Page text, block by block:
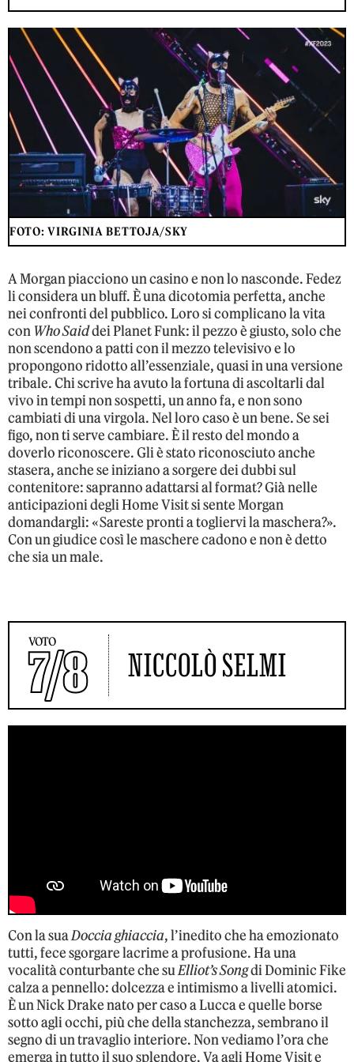
FOTO: VIRGINIA BETTOJA/SKY
A Morgan piacciono un casino e non lo nasconde. Fedez
li considera un bluff. È una dicotomia perfetta, anche
nei confronti del pubblico. Loro si complicano la vita
con Who Saiddei Planet Funk: il pezzo è giusto, solo che
non scendono a patti con il mezzo televisivo e lo
propongono ridotto all’essenziale, quasi in una versione
tribale. Chi scrive ha avuto la fortuna di ascoltarli dal
vivo in tempi non sospetti, un anno fa, e non sono
cambiati di una virgola. Nel loro caso è un bene. Se sei
figo, non ti serve cambiare. È il resto del mondo a
doverlo riconoscere. Gli è stato riconosciuto anche
stasera, anche se iniziano a sorgere dei dubbi sul
contenitore: sapranno adattarsi al format? Già nelle
anticipazioni degli Home Visit si sente Morgan
domandargli: «Sareste pronti a togliervi la maschera?».
Con un giudice così le maschere cadono e non è detto
che sia un male.
VOTO
7/8 NICCOLÒ SELMI
Con la suaDoccia ghiaccia, l’inedito che ha emozionato
tutti, fece sgorgare lacrime a profusione. Ha una
vocalità conturbante che suElliot’s Songdi Dominic Fike
calza a pennello: dolcezza e intimismo a livelli atomici.
È un Nick Drake nato per caso a Lucca e quelle borse
sotto agli occhi, più che della stanchezza, sembrano il
segno di un travaglio interiore. Non vediamo l’ora che
emerga in tutto il suo splendore. Va agli Home Visit e